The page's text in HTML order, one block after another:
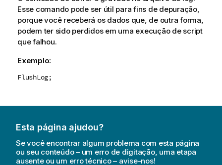
Esse comando pode ser útil para fins de depuração,
porque você receberá os dados que, de outra forma,
podem ter sido perdidos em uma execução de script
que falhou.
Exemplo:
FlushLog;
Esta página ajudou?
Se você encontrar algum problema com esta página
ou seu conteúdo – um erro de digitação, uma etapa
ausente ou um erro técnico – avise-nos!